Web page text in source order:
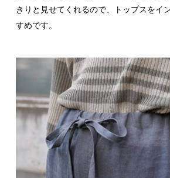
きりと見せてくれるので、トップスをイ
すめです。